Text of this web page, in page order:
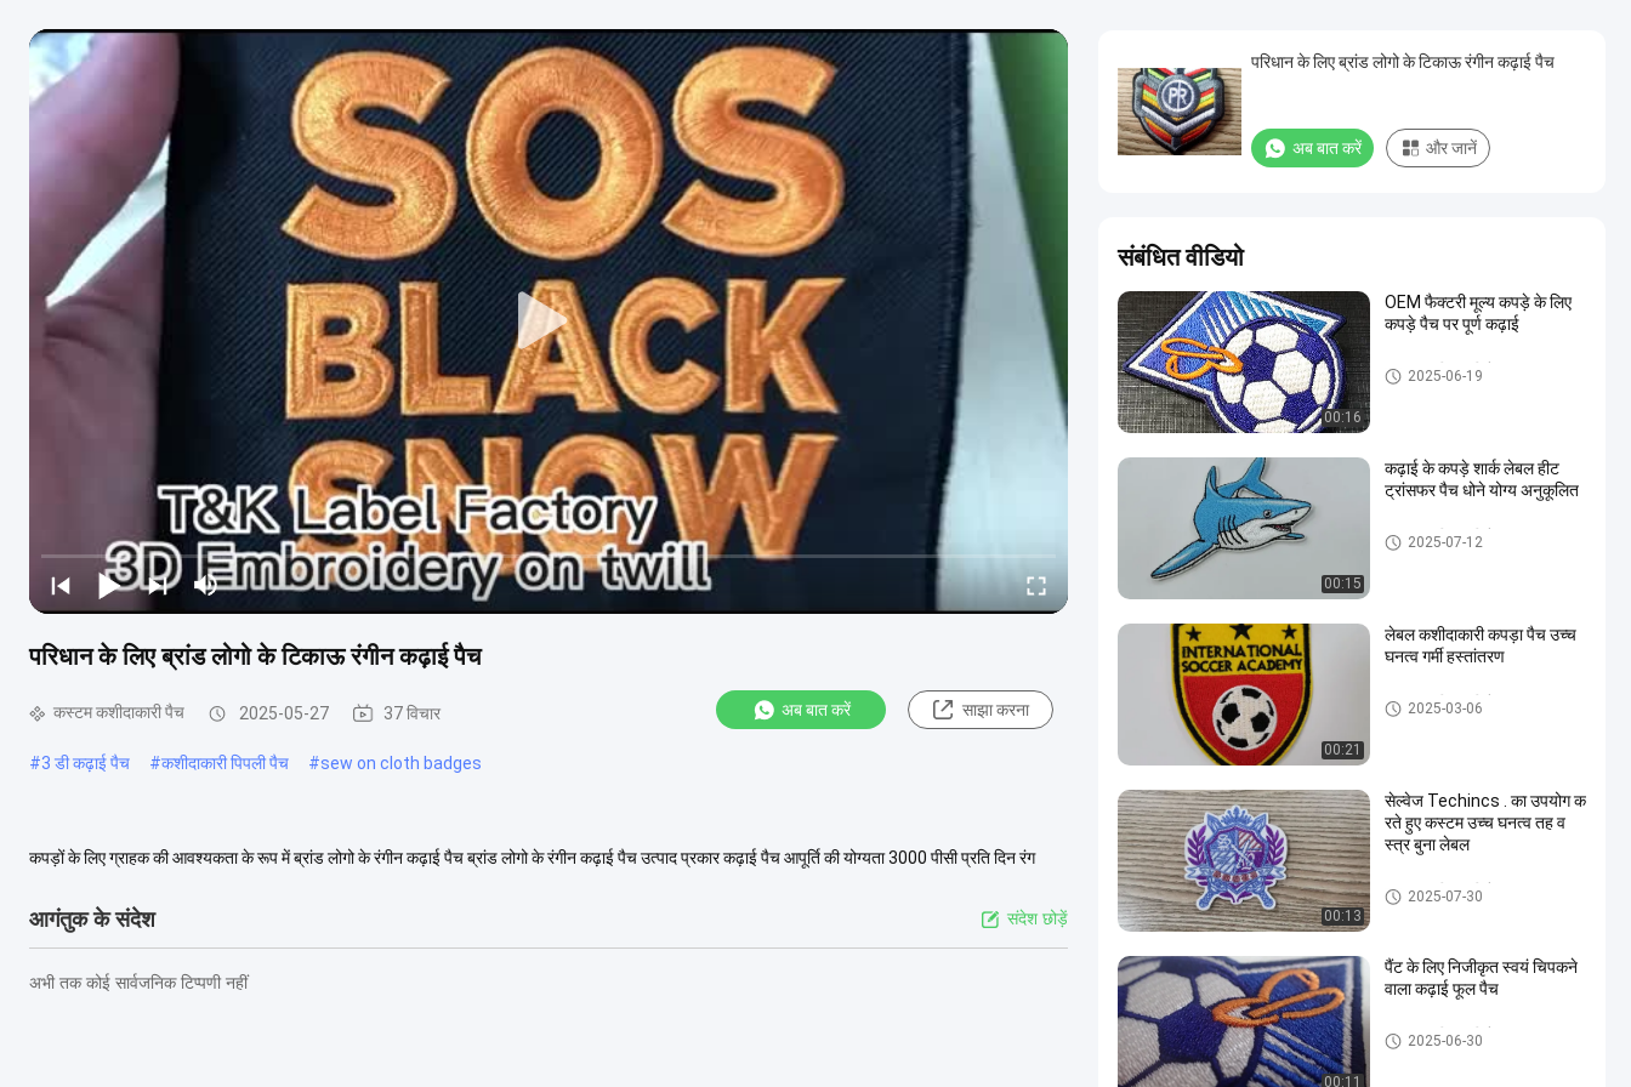
परिधान के लिए ब्रांड लोगो के टिकाऊ रंगीन कढ़ाई पैच
कस्टम कशीदाकारी पैच 2025-05-27 37 विचार अब बात करें साझा करना
#3 डी कढ़ाई पैच #कशीदाकारी पिपली पैच #sew on cloth badges
कपड़ों के लिए ग्राहक की आवश्यकता के रूप में ब्रांड लोगो के रंगीन कढ़ाई पैच ब्रांड लोगो के रंगीन कढ़ाई पैच उत्पाद प्रकार कढ़ाई पैच आपूर्ति की योग्यता 3000 पीसी प्रति दिन रंग
आगंतुक के संदेश संदेश छोड़ें
अभी तक कोई सार्वजनिक टिप्पणी नहीं
परिधान के लिए ब्रांड लोगो के टिकाऊ रंगीन कढ़ाई पैच
अब बात करें और जानें
संबंधित वीडियो
00:16
OEM फैक्टरी मूल्य कपड़े के लिए
कपड़े पैच पर पूर्ण कढ़ाई
कस्टम कशीदाकारी पैच
2025-06-19
00:15
कढ़ाई के कपड़े शार्क लेबल हीट
ट्रांसफर पैच धोने योग्य अनुकूलित
कस्टम कशीदाकारी पैच
2025-07-12
00:21
लेबल कशीदाकारी कपड़ा पैच उच्च
घनत्व गर्मी हस्तांतरण
कस्टम कशीदाकारी पैच
2025-03-06
00:13
सेल्वेज Techincs . का उपयोग क
रते हुए कस्टम उच्च घनत्व तह व
स्त्र बुना लेबल
कस्टम कशीदाकारी पैच
2025-07-30
00:11
पैंट के लिए निजीकृत स्वयं चिपकने
वाला कढ़ाई फूल पैच
कस्टम कशीदाकारी पैच
2025-06-30